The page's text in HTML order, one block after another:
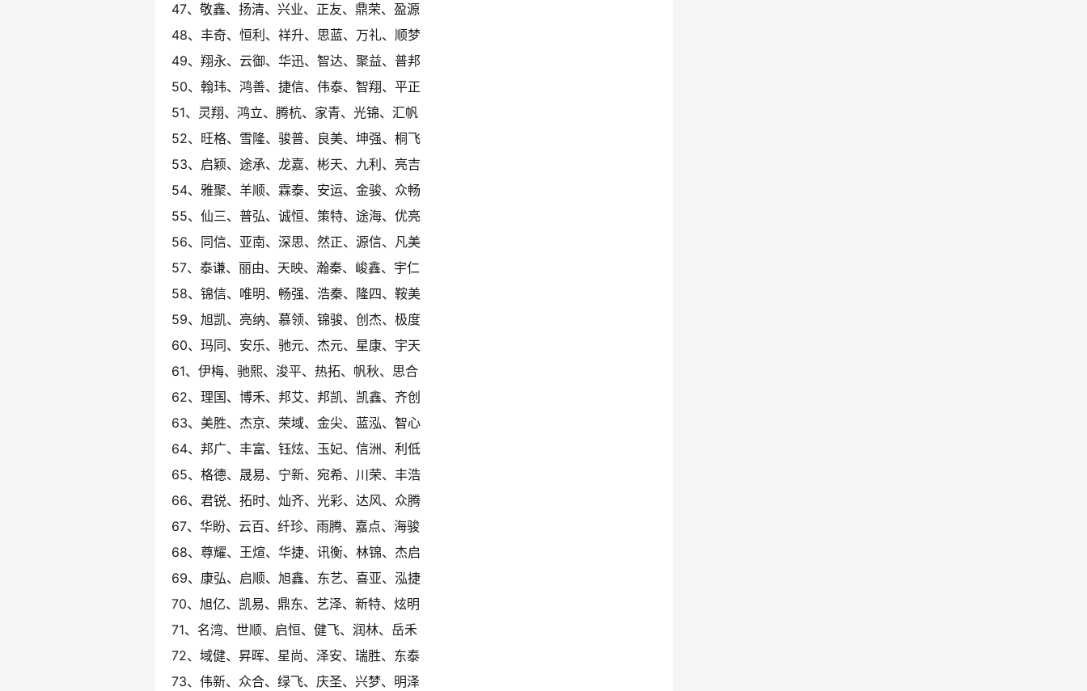
47、敬鑫、扬清、兴业、正友、鼎荣、盈源
48、丰奇、恒利、祥升、思蓝、万礼、顺梦
49、翔永、云御、华迅、智达、聚益、普邦
50、翰玮、鸿善、捷信、伟泰、智翔、平正
51、灵翔、鸿立、腾杭、家青、光锦、汇帆
52、旺格、雪隆、骏普、良美、坤强、桐飞
53、启颖、途承、龙嘉、彬天、九利、亮吉
54、雅聚、羊顺、霖泰、安运、金骏、众畅
55、仙三、普弘、诚恒、策特、途海、优亮
56、同信、亚南、深思、然正、源信、凡美
57、泰谦、丽由、天映、瀚秦、峻鑫、宇仁
58、锦信、唯明、畅强、浩秦、隆四、鞍美
59、旭凯、亮纳、慕领、锦骏、创杰、极度
60、玛同、安乐、驰元、杰元、星康、宇天
61、伊梅、驰熙、浚平、热拓、帆秋、思合
62、理国、博禾、邦艾、邦凯、凯鑫、齐创
63、美胜、杰京、荣域、金尖、蓝泓、智心
64、邦广、丰富、钰炫、玉妃、信洲、利低
65、格德、晟易、宁新、宛希、川荣、丰浩
66、君锐、拓时、灿齐、光彩、达风、众腾
67、华盼、云百、纤珍、雨腾、嘉点、海骏
68、尊耀、王煊、华捷、讯衡、林锦、杰启
69、康弘、启顺、旭鑫、东艺、喜亚、泓捷
70、旭亿、凯易、鼎东、艺泽、新特、炫明
71、名湾、世顺、启恒、健飞、润林、岳禾
72、域健、昇晖、星尚、泽安、瑞胜、东泰
73、伟新、众合、绿飞、庆圣、兴梦、明泽